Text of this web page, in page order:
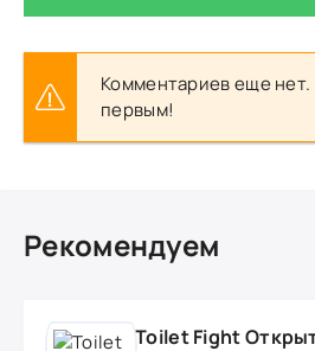
Комментариев еще
первым!
Рекомендуем